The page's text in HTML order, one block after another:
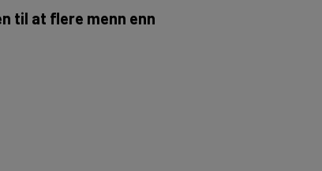
til at flere menn enn